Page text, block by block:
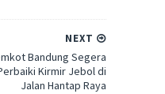
NEXT
Bandung Segera
Kirmir Jebol di
Jalan Hantap Raya